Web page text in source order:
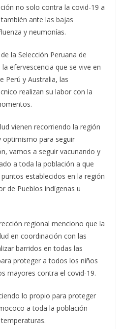
no solo contra la covid-19 a
ante las bajas
y neumonías.
la Selección Peruana de
efervescencia que se vive en
Perú y Australia, las
realizan su labor con la
vienen recorriendo la región
para seguir
vamos a seguir vacunando y
a toda la población a que
establecidos en la región
de Pueblos indígenas u
regional menciono que la
en coordinación con las
barridos en todas las
proteger a todos los niños
mayores contra el covid-19.
lo propio para proteger
a toda la población